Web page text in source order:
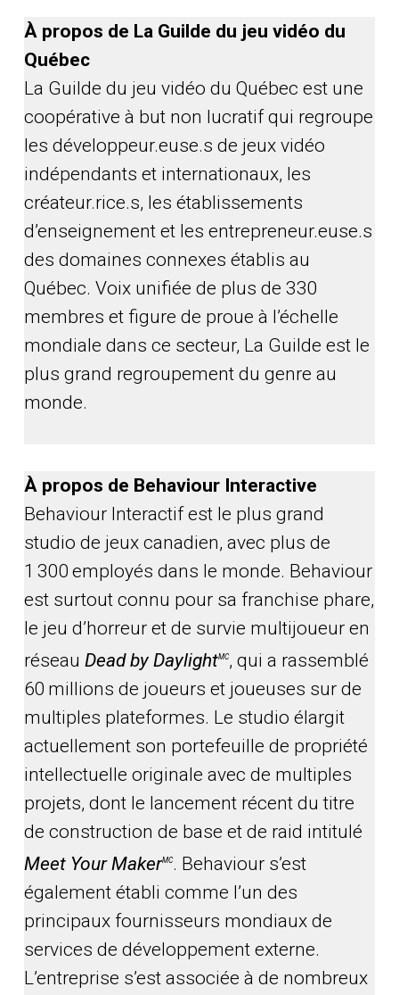
À propos de La Guilde du jeu vidéo du
Québec
La Guilde du jeu vidéo du Québec est une
coopérative à but non lucratif qui regroupe
les développeur.euse.s de jeux vidéo
indépendants et internationaux, les
créateur.rice.s, les établissements
d’enseignement et les entrepreneur.euse.s
des domaines connexes établis au
Québec. Voix unifiée de plus de 330
membres et figure de proue à l’échelle
mondiale dans ce secteur, La Guilde est le
plus grand regroupement du genre au
monde.
À propos de Behaviour Interactive
Behaviour Interactif est le plus grand
studio de jeux canadien, avec plus de
1 300 employés dans le monde. Behaviour
est surtout connu pour sa franchise phare,
le jeu d’horreur et de survie multijoueur en
réseau Dead by DaylightMC, qui a rassemblé
60 millions de joueurs et joueuses sur de
multiples plateformes. Le studio élargit
actuellement son portefeuille de propriété
intellectuelle originale avec de multiples
projets, dont le lancement récent du titre
de construction de base et de raid intitulé
Meet Your MakerMC. Behaviour s’est
également établi comme l’un des
principaux fournisseurs mondiaux de
services de développement externe.
L’entreprise s’est associée à de nombreux